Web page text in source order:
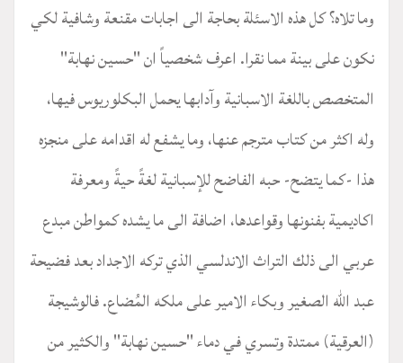
وما تلاه؟ كل هذه الاسئلة بحاجة الى اجابات مقنعة وشافية لكي
نكون على بينة مما نقرا. اعرف شخصياً ان "حسين نهابة"
المتخصص باللغة الاسبانية وآدابها يحمل البكلوريوس فيها،
وله اكثر من كتاب مترجم عنها، وما يشفع له اقدامه على منجزه
هذا -كما يتضح- حبه الفاضح للإسبانية لغةً حيةً ومعرفة
اكاديمية بفنونها وقواعدها، اضافة الى ما يشده كمواطن مبدع
عربي الى ذلك التراث الاندلسي الذي تركه الاجداد بعد فضيحة
عبد الله الصغير وبكاء الامير على ملكه المُضاع. فالوشيجة
(العرقية) ممتدة وتسري في دماء "حسين نهابة" والكثير من